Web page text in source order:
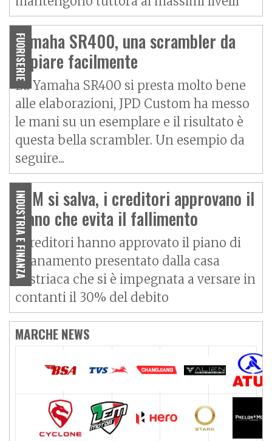
FUORISERIE
Yamaha SR400, una scrambler da
copiare facilmente
La Yamaha SR400 si presta molto bene
alle elaborazioni, JPD Custom ha messo
le mani su un esemplare e il risultato è
questa bella scrambler. Un esempio da
seguire...
INDUSTRIA E FINANZA
KTM si salva, i creditori approvano il
piano che evita il fallimento
I creditori hanno approvato il piano di
risanamento presentato dalla casa
austriaca che si è impegnata a versare in
contanti il 30% del debito
MARCHE NEWS